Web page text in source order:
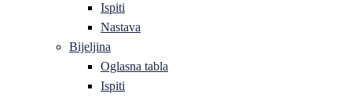
Ispiti
Nastava
Bijeljina
Oglasna tabla
Ispiti